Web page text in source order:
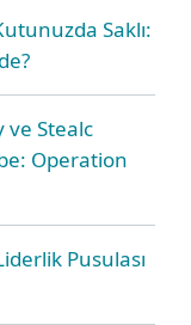
Saklı:
ve Stealc
Operation
Pusulası